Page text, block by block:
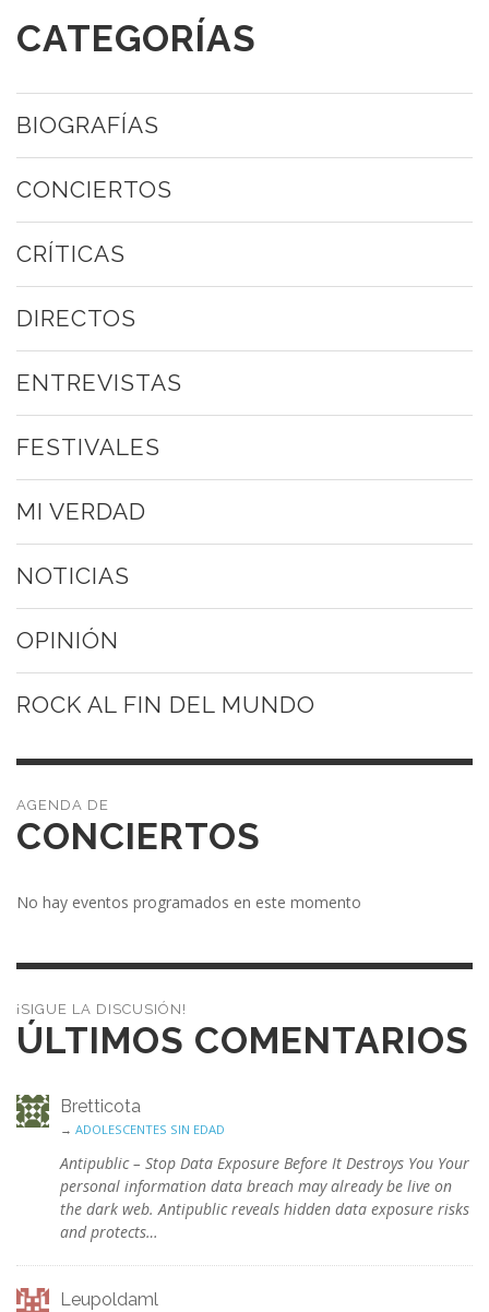
CATEGORÍAS
BIOGRAFÍAS
CONCIERTOS
CRÍTICAS
DIRECTOS
ENTREVISTAS
FESTIVALES
MI VERDAD
NOTICIAS
OPINIÓN
ROCK AL FIN DEL MUNDO
CONCIERTOS
No hay eventos programados en este momento
¡SIGUE LA DISCUSIÓN!
ÚLTIMOS COMENTARIOS
Bretticota
→ ADOLESCENTES SIN EDAD
Antipublic – Stop Data Exposure Before It Destroys You Your
personal information data breach may already be live on
the dark web. Antipublic reveals hidden data exposure risks
and protects…
Leupoldaml